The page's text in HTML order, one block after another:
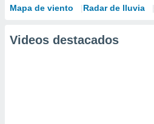
Mapa de viento Radar de lluvia
Videos destacados